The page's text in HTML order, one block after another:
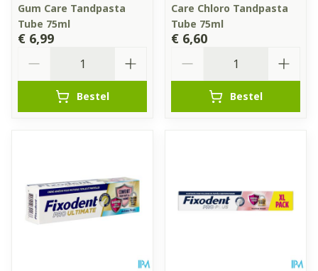
Gum Care Tandpasta
Tube 75ml
€ 6,99
Bestel
Care Chloro Tandpasta
Tube 75ml
€ 6,60
Bestel